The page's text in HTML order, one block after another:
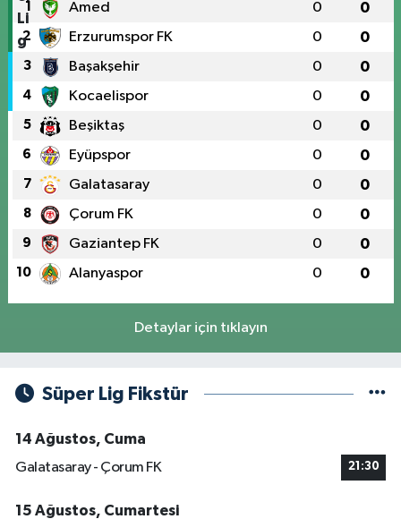
1 Amed 0 0
2 Erzurumspor FK 0 0
3 Başakşehir 0 0
4 Kocaelispor 0 0
5 Beşiktaş 0 0
6 Eyüpspor 0 0
7 Galatasaray 0 0
8 Çorum FK 0 0
9 Gaziantep FK 0 0
10 Alanyaspor 0 0
Detaylar için tıklayın
Süper Lig Fikstür
14 Ağustos, Cuma
Galatasaray - Çorum FK
21:30
15 Ağustos, Cumartesi